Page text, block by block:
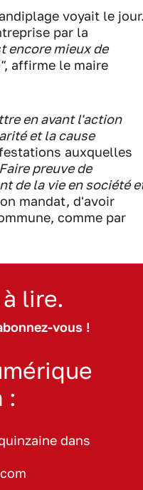
voyait le
par la
encore mieux de
, affirme le maire
en avant l'action
et la cause
auxquelles
preuve de
de la vie en société
mandat, d'avoir
comme par
lire.
vous !
:
dans